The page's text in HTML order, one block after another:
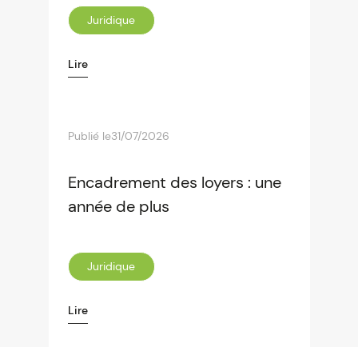
Juridique
Lire
Publié le31/07/2026
Encadrement des loyers : une
année de plus
Juridique
Lire